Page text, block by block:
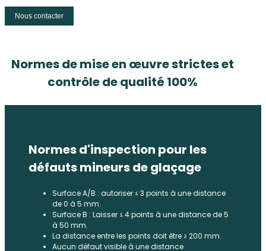
Nous contacter
Normes de mise en œuvre strictes et
contrôle de qualité 100%
Normes d'inspection pour les
défauts mineurs de glaçage
Surface A/B : autoriser ≤ 3 points à une distance
de 0 à 5 mm.
Surface B : Laisser ≤ 4 points à une distance de 5
à 50 mm.
La distance entre les points doit être ≥ 200 mm.
Aucun défaut visible à une distance